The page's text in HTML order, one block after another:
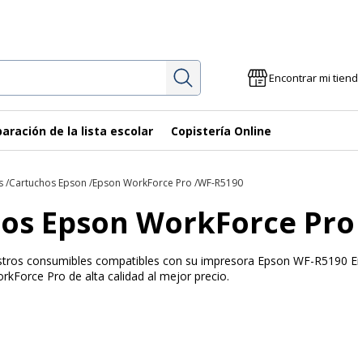
InvestigaciónEncontrar mi
de la lista escolar Copistería Online
Cartuchos Epson Epson WorkForce Pro WF-R5190
Epson WorkForce Pro
consumibles compatibles con su impresora Epson WF-
Pro de alta calidad al mejor precio.